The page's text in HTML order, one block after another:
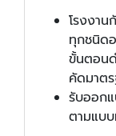
โรงงา
ทุกชนิด
ขั้นตอน
คัดมาต
รับออก
ตามแบ